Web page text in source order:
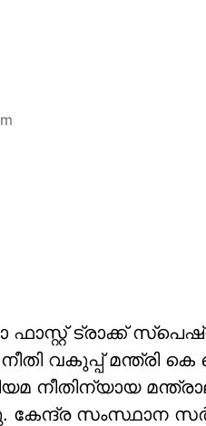
ട്രാക്ക്
വകുപ്പ് മന്ത്രി
നീതിന്യായ
കേന്ദ്ര സംസ്ഥാന